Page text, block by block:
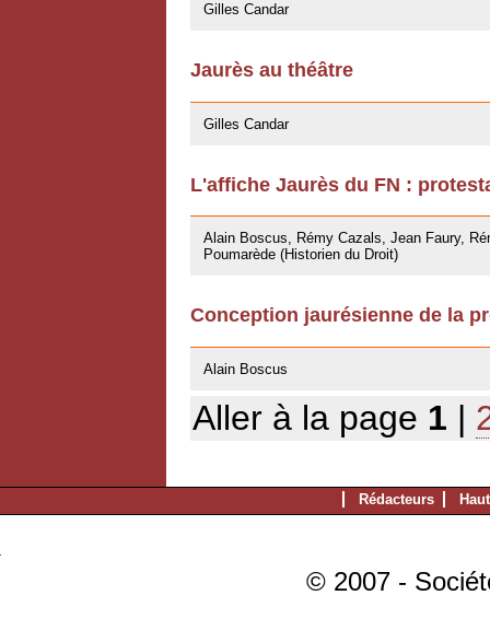
Gilles Candar
Jaurès au théâtre
Gilles Candar
L'affiche Jaurès du FN :
Alain Boscus, Rémy Cazals, Jean Faury,
Poumarède (Historien du Droit)
Conception jaurésienne de la
Alain Boscus
Aller à la page 1 |
Rédacteurs
© 2007 -